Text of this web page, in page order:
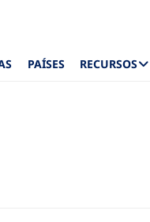
PAÍSES RECURSOS